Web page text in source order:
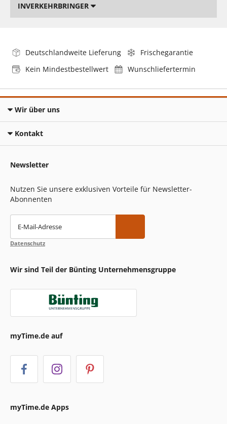
INVERKEHRBRINGER
Deutschlandweite Lieferung
Frischegarantie
Kein Mindestbestellwert
Wunschliefertermin
Wir über uns
Kontakt
Newsletter
Nutzen Sie unsere exklusiven Vorteile für Newsletter-
Abonnenten
E-Mail-Adresse
Datenschutz
Wir sind Teil der Bünting Unternehmensgruppe
myTime.de auf
myTime.de Apps